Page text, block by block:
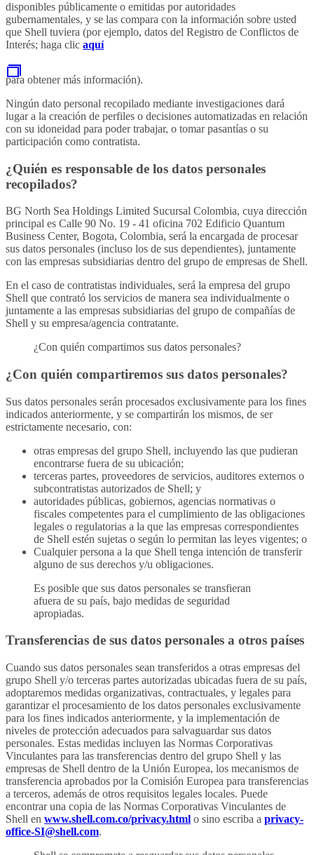
disponibles públicamente o emitidas por autoridades
gubernamentales, y se las compara con la información sobre usted
que Shell tuviera (por ejemplo, datos del Registro de Conflictos de
Interés; haga clic aquí
para obtener más información).
Ningún dato personal recopilado mediante investigaciones dará
lugar a la creación de perfiles o decisiones automatizadas en relación
con su idoneidad para poder trabajar, o tomar pasantías o su
participación como contratista.
¿Quién es responsable de los datos personales
recopilados?
BG North Sea Holdings Limited Sucursal Colombia, cuya dirección
principal es Calle 90 No. 19 - 41 oficina 702 Edificio Quantum
Business Center, Bogota, Colombia, será la encargada de procesar
sus datos personales (incluso los de sus dependientes), juntamente
con las empresas subsidiarias dentro del grupo de empresas de Shell.
En el caso de contratistas individuales, será la empresa del grupo
Shell que contrató los servicios de manera sea individualmente o
juntamente a las empresas subsidiarias del grupo de compañías de
Shell y su empresa/agencia contratante.
¿Con quién compartimos sus datos personales?
¿Con quién compartiremos sus datos personales?
Sus datos personales serán procesados exclusivamente para los fines
indicados anteriormente, y se compartirán los mismos, de ser
estrictamente necesario, con:
otras empresas del grupo Shell, incluyendo las que pudieran
encontrarse fuera de su ubicación;
terceras partes, proveedores de servicios, auditores externos o
subcontratistas autorizados de Shell; y
autoridades públicas, gobiernos, agencias normativas o
fiscales competentes para el cumplimiento de las obligaciones
legales o regulatorias a la que las empresas correspondientes
de Shell estén sujetas o según lo permitan las leyes vigentes; o
Cualquier persona a la que Shell tenga intención de transferir
alguno de sus derechos y/u obligaciones.
Es posible que sus datos personales se transfieran
afuera de su país, bajo medidas de seguridad
apropiadas.
Transferencias de sus datos personales a otros países
Cuando sus datos personales sean transferidos a otras empresas del
grupo Shell y/o terceras partes autorizadas ubicadas fuera de su país,
adoptaremos medidas organizativas, contractuales, y legales para
garantizar el procesamiento de los datos personales exclusivamente
para los fines indicados anteriormente, y la implementación de
niveles de protección adecuados para salvaguardar sus datos
personales. Estas medidas incluyen las Normas Corporativas
Vinculantes para las transferencias dentro del grupo Shell y las
empresas de Shell dentro de la Unión Europea, los mecanismos de
transferencia aprobados por la Comisión Europea para transferencias
a terceros, además de otros requisitos legales locales. Puede
encontrar una copia de las Normas Corporativas Vinculantes de
Shell en www.shell.com.co/privacy.html o sino escriba a privacy-
office-SI@shell.com.